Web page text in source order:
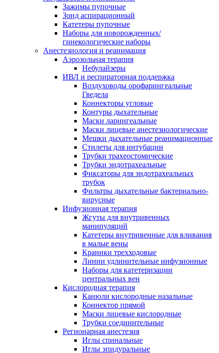
Зажимы пупочные
Зонд аспирационный
Катетеры пупочные
Наборы для новорожденных/
гинекологические наборы
Анестезиология и реанимация
Аэрозольная терапия
Небулайзеры
ИВЛ и респираторная поддержка
Воздуховоды орофарингеальные
Гведела
Коннекторы угловые
Контуры дыхательные
Маски ларингеальные
Маски лицевые анестезиологические
Мешки дыхательные реанимационные
Стилеты для интубации
Трубки трахеостомические
Трубки эндотрахеальные
Фиксаторы для эндотрахеальных
трубок
Фильтры дыхательные бактериально-
вирусные
Инфузионная терапия
Жгуты для внутривенных
манипуляций
Катетеры внутривенные для вливания
в малые вены
Краники трехходовые
Линии удлинительные инфузионные
Наборы для катетеризации
центральных вен
Кислородная терапия
Канюли кислородные назальные
Коннектор прямой
Маски лицевые кислородные
Трубки соединительные
Регионарная анестезия
Иглы спинальные
Иглы эпидуральные